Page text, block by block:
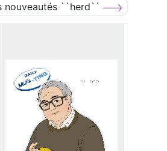
nouveautés ``herd``